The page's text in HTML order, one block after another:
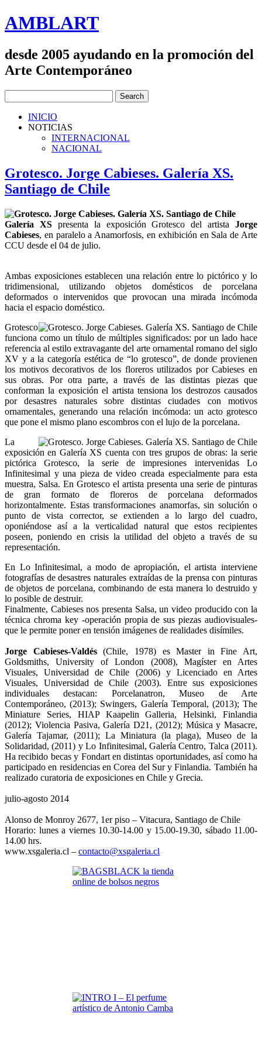
AMBLART
desde 2005 ayudando en la promoción del
Arte Contemporáneo
INICIO
NOTICIAS
INTERNACIONAL
NACIONAL
Grotesco. Jorge Cabieses. Galería XS.
Santiago de Chile
Galería XSpresenta la exposición Grotesco del artista Jorge
Cabieses, en paralelo a Anamorfosis, en exhibición en Sala de Arte
CCU desde el 04 de julio.
Ambas exposiciones establecen una relación entre lo pictórico y lo
tridimensional, utilizando objetos domésticos de porcelana
deformados o intervenidos que provocan una mirada incómoda
hacia el espacio doméstico.
Grotesco
funciona como un título de múltiples significados: por un lado hace
referencia al estilo extravagante del arte ornamental romano del siglo
XV y a la categoría estética de “lo grotesco”, de donde provienen
los motivos decorativos de los floreros utilizados por Cabieses en
sus obras. Por otra parte, a través de las distintas piezas que
conforman la exposición el artista tensiona los destrozos causados
por desastres naturales sobre distintas ciudades con motivos
ornamentales, generando una relación incómoda: un acto grotesco
que pone el mismo plano escombros con el lujo de la porcelana.
La
exposición en Galería XS cuenta con tres grupos de obras: la serie
pictórica Grotesco, la serie de impresiones intervenidas Lo
Infinitesimal y una pieza de video creada especialmente para esta
muestra, Salsa. En Grotesco el artista presenta una serie de pinturas
de gran formato de floreros de porcelana deformados
horizontalmente. Estas transformaciones anamorfas, sin solución o
punto de vista corrector, se extienden a lo largo del cuadro,
oponiéndose así a la verticalidad natural que estos recipientes
poseen, poniendo en crisis la utilidad del objeto a través de su
representación.
En Lo Infinitesimal, a modo de apropiación, el artista interviene
fotografías de desastres naturales extraídas de la prensa con pinturas
de objetos de porcelana, combinando de esta manera lo destruido y
lo posible de destruir.
Finalmente, Cabieses nos presenta Salsa, un video producido con la
técnica chroma key -operación propia de sus piezas audiovisuales-
que le permite poner en tensión imágenes de realidades disímiles.
Jorge Cabieses-Valdés(Chile, 1978) es Master in Fine Art,
Goldsmiths, University of London (2008), Magíster en Artes
Visuales, Universidad de Chile (2006) y Licenciado en Artes
Visuales, Universidad de Chile (2003). Entre sus exposiciones
individuales destacan: Porcelanatron, Museo de Arte
Contemporáneo, (2013); Swingers, Galería Temporal, (2013); The
Miniature Series, HIAP Kaapelin Galleria, Helsinki, Finlandia
(2012); Violencia Pasiva, Galería D21, (2012); Música y Masacre,
Galería Tajamar, (2011); La Miniatura (la plaga), Museo de la
Solidaridad, (2011) y Lo Infinitesimal, Galería Centro, Talca (2011).
Ha recibido becas y Fondart en distintas oportunidades, así como ha
participado en residencias en Corea del Sur y Finlandia. También ha
realizado curatoria de exposiciones en Chile y Grecia.
julio-agosto 2014
Alonso de Monroy 2677, 1er piso – Vitacura, Santiago de Chile
Horario: lunes a viernes 10.30-14.00 y 15.00-19.30, sábado 11.00-
14.00 hrs.
www.xsgaleria.cl – contacto@xsgaleria.cl